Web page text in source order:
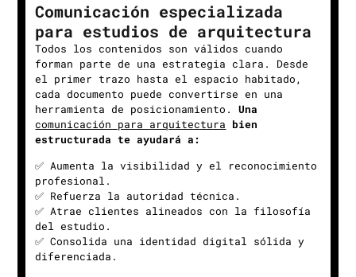
Comunicación especializada
para estudios de arquitectura
Todos los contenidos son válidos cuando
forman parte de una estrategia clara. Desde
el primer trazo hasta el espacio habitado,
cada documento puede convertirse en una
herramienta de posicionamiento.Una
comunicación para arquitectura bien
estructurada te ayudará a:
✅ Aumenta la visibilidad y el reconocimiento
profesional.
✅ Refuerza la autoridad técnica.
✅ Atrae clientes alineados con la filosofía
del estudio.
✅ Consolida una identidad digital sólida y
diferenciada.